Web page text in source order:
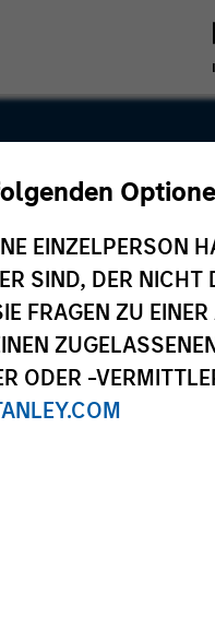
EINZELPERSON
SIND, DER
FRAGEN ZU
ODER -